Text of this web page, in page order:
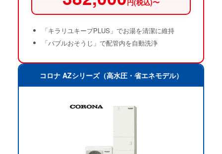
「キラリユキープPLUS」でお湯を清潔に維持
「バブルおそうじ」で配管内を自動洗浄
コロナ AZシリーズ（高水圧・省エネモデル）